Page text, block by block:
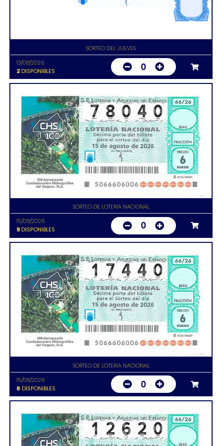
SORTEO DEL JUEVES
13/08/2026
2DISPONIBLES 0
SORTEO DE LOTERIA NACIONAL
15/08/2026
9DISPONIBLES 0
SORTEO DE LOTERIA NACIONAL
15/08/2026
8 DISPONIBLES 0